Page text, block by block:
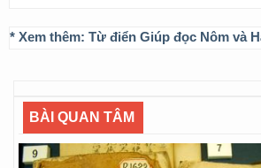
* Xem thêm: Từ điển Giúp đọc Nôm và
BÀI QUAN TÂM